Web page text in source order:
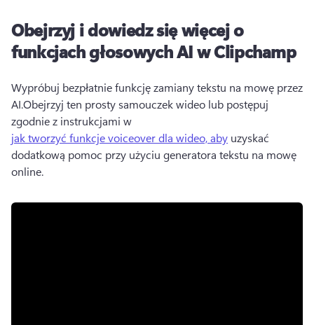
Obejrzyj i dowiedz się więcej o
funkcjach głosowych AI w Clipchamp
Wypróbuj bezpłatnie funkcję zamiany tekstu na mowę przez
AI.Obejrzyj ten prosty samouczek wideo lub postępuj
zgodnie z instrukcjami w
jak tworzyć funkcje voiceover dla wideo, aby uzyskać
dodatkową pomoc przy użyciu generatora tekstu na mowę
online.